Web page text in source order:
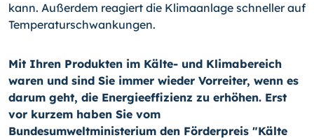
kann. Außerdem reagiert die Klimaanlage schneller auf
Temperaturschwankungen.
Mit Ihren Produkten im Kälte- und Klimabereich
waren und sind Sie immer wieder Vorreiter, wenn es
darum geht, die Energieeffizienz zu erhöhen. Erst
vor kurzem haben Sie vom
Bundesumweltministerium den Förderpreis "Kälte